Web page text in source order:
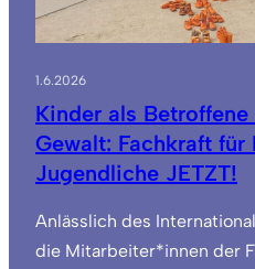
1.6.2026
Kinder als
Gewalt: Fachkraft für
Jugendliche JETZT!
Anlässlich des
die Mitarbeiter*innen der